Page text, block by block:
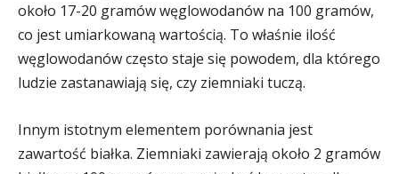
około 17-20 gramów węglowodanów na 100 gramów,
co jest umiarkowaną wartością. To właśnie ilość
węglowodanów często staje się powodem, dla którego
ludzie zastanawiają się, czy ziemniaki tuczą.
Innym istotnym elementem porównania jest
zawartość białka. Ziemniaki zawierają około 2 gramów